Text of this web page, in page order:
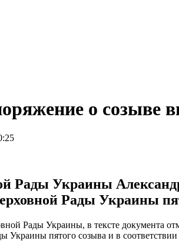
о созыве
Рады Украины
Рады Украины
Рады Украины, в тексте документа
Украины пятого созыва и в